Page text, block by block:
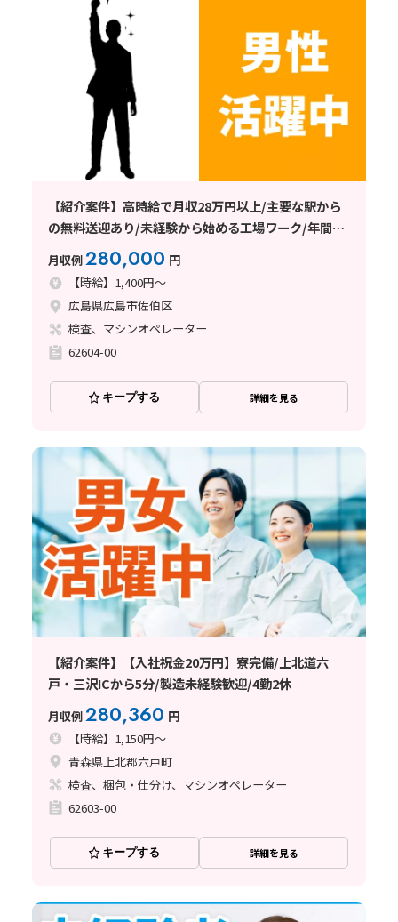
【紹介案件】高時給で月収28万円以上/主要な駅から
の無料送迎あり/未経験から始める工場ワーク/年間休
日120日以上
月収例280,000 円
【時給】1,400円～
広島県広島市佐伯区
検査、マシンオペレーター
62604-00
キープする 詳細を見る
【紹介案件】【入社祝金20万円】寮完備/上北道六
戸・三沢ICから5分/製造未経験歓迎/4勤2休
月収例280,360 円
【時給】1,150円～
青森県上北郡六戸町
検査、梱包・仕分け、マシンオペレーター
62603-00
キープする 詳細を見る